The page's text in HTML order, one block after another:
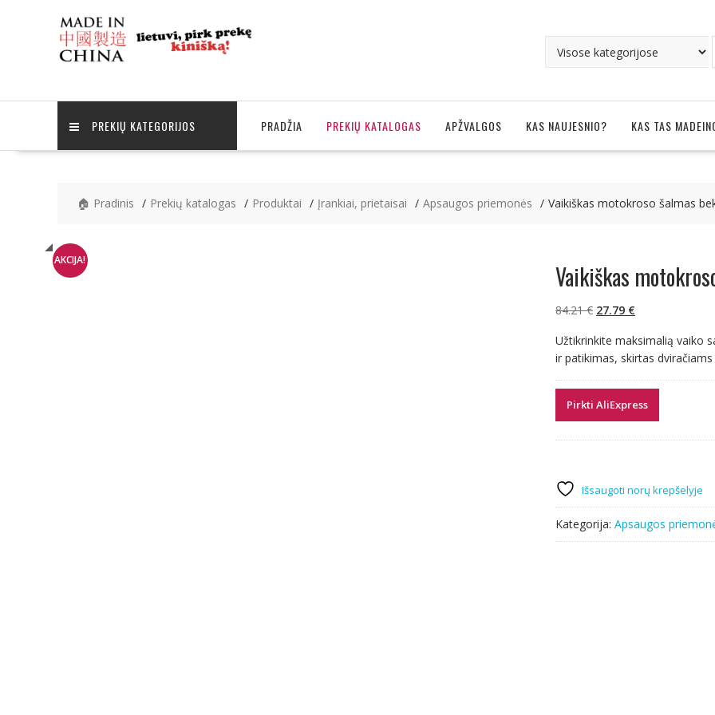
PREKIŲ KATEGORIJOS PRADŽIA PREKIŲ KATALOGAS APŽVALGOS KAS NAUJESNIO? KAS TAS
🏠 Pradinis Prekių katalogas Produktai Įrankiai, prietaisai Apsaugos priemonės Vaikiškas motokroso šalmas
AKCIJA!
Vaikiškas
84.21€ Original
was:
84.21 €.
27.79 €Current
is:
27.79 €.
Užtikrinkite maksimalią vaiko
ir patikimas, skirtas
Pirkti AliExpress
Išsaugoti norų krepšelyje
Kategorija: Apsaugos